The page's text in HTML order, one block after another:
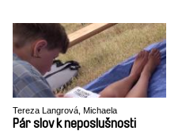
Tereza Langrová, Michaela
Weingartová
Pár slov k neposlušnosti